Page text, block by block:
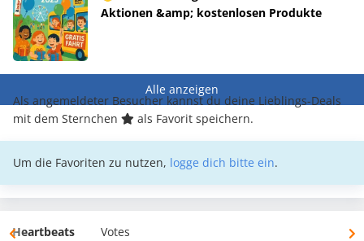
Aktionen &amp; kostenlosen Produkte
Alle anzeigen
Als angemeldeter Besucher kannst du deine Lieblings-Deals
mit dem Sternchen
als Favorit speichern.
Um die Favoriten zu nutzen, logge dich bitte ein.
Heartbeats Votes